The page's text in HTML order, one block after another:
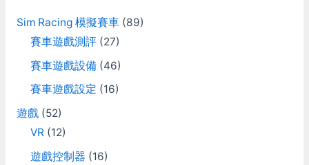
Sim Racing 模擬賽車(89)
賽車遊戲測評(27)
賽車遊戲設備(46)
賽車遊戲設定 (16)
遊戲(52)
VR(12)
遊戲控制器 (16)